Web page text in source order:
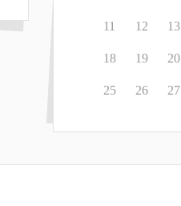
11 12 13
18 19 20
25 26 27